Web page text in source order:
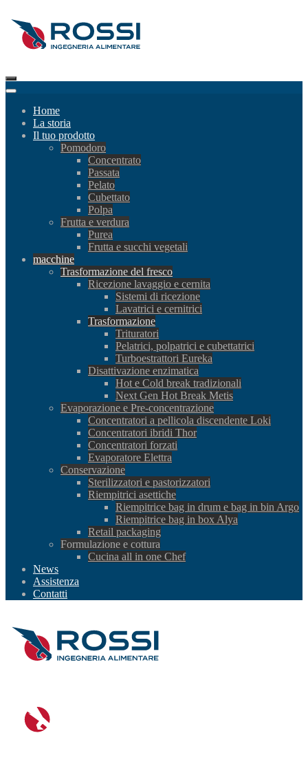
Home
La storia
Il tuo prodotto
Pomodoro
Concentrato
Passata
Pelato
Cubettato
Polpa
Frutta e verdura
Purea
Frutta e succhi vegetali
macchine
Trasformazione del fresco
Ricezione lavaggio e cernita
Sistemi di ricezione
Lavatrici e cernitrici
Trasformazione
Trituratori
Pelatrici, polpatrici e cubettatrici
Turboestrattori Eureka
Disattivazione enzimatica
Hot e Cold break tradizionali
Next Gen Hot Break Metis
Evaporazione e Pre-concentrazione
Concentratori a pellicola discendente Loki
Concentratori ibridi Thor
Concentratori forzati
Evaporatore Elettra
Conservazione
Sterilizzatori e pastorizzatori
Riempitrici asettiche
Riempitrice bag in drum e bag in bin Argo
Riempitrice bag in box Alya
Retail packaging
Formulazione e cottura
Cucina all in one Chef
News
Assistenza
Contatti